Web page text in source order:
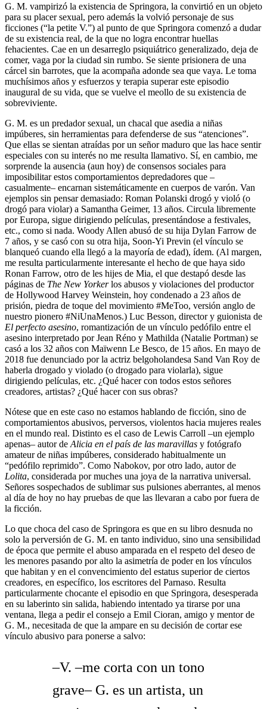
G. M. vampirizó la existencia de Springora, la convirtió en un objeto
para su placer sexual, pero además la volvió personaje de sus
ficciones (“la petite V.”) al punto de que Springora comenzó a dudar
de su existencia real, de la que no logra encontrar huellas
fehacientes. Cae en un desarreglo psiquiátrico generalizado, deja de
comer, vaga por la ciudad sin rumbo. Se siente prisionera de una
cárcel sin barrotes, que la acompaña adonde sea que vaya. Le toma
muchísimos años y esfuerzos y terapia superar este episodio
inaugural de su vida, que se vuelve el meollo de su existencia de
sobreviviente.
G. M. es un predador sexual, un chacal que asedia a niñas
impúberes, sin herramientas para defenderse de sus “atenciones”.
Que ellas se sientan atraídas por un señor maduro que las hace sentir
especiales con su interés no me resulta llamativo. Sí, en cambio, me
sorprende la ausencia (aun hoy) de consensos sociales para
imposibilitar estos comportamientos depredadores que –
casualmente– encarnan sistemáticamente en cuerpos de varón. Van
ejemplos sin pensar demasiado: Roman Polanski drogó y violó (o
drogó para violar) a Samantha Geimer, 13 años. Circula libremente
por Europa, sigue dirigiendo películas, presentándose a festivales,
etc., como si nada. Woody Allen abusó de su hija Dylan Farrow de
7 años, y se casó con su otra hija, Soon-Yi Previn (el vínculo se
blanqueó cuando ella llegó a la mayoría de edad), ídem. (Al margen,
me resulta particularmente interesante el hecho de que haya sido
Ronan Farrow, otro de les hijes de Mia, el que destapó desde las
páginas de The New Yorkerlos abusos y violaciones del productor
de Hollywood Harvey Weinstein, hoy condenado a 23 años de
prisión, piedra de toque del movimiento #MeToo, versión anglo de
nuestro pionero #NiUnaMenos.) Luc Besson, director y guionista de
El perfecto asesino, romantización de un vínculo pedófilo entre el
asesino interpretado por Jean Réno y Mathilda (Natalie Portman) se
casó a los 32 años con Maïwenn Le Besco, de 15 años. En mayo de
2018 fue denunciado por la actriz belgoholandesa Sand Van Roy de
haberla drogado y violado (o drogado para violarla), sigue
dirigiendo películas, etc. ¿Qué hacer con todos estos señores
creadores, artistas? ¿Qué hacer con sus obras?
Nótese que en este caso no estamos hablando de ficción, sino de
comportamientos abusivos, perversos, violentos hacia mujeres reales
en el mundo real. Distinto es el caso de Lewis Carroll –un ejemplo
apenas– autor de Alicia en el país de las maravillas y fotógrafo
amateur de niñas impúberes, considerado habitualmente un
“pedófilo reprimido”. Como Nabokov, por otro lado, autor de
Lolita, considerada por muches una joya de la narrativa universal.
Señores sospechados de sublimar sus pulsiones aberrantes, al menos
al día de hoy no hay pruebas de que las llevaran a cabo por fuera de
la ficción.
Lo que choca del caso de Springora es que en su libro desnuda no
solo la perversión de G. M. en tanto individuo, sino una sensibilidad
de época que permite el abuso amparada en el respeto del deseo de
les menores pasando por alto la asimetría de poder en los vínculos
que habitan y en el convencimiento del estatus superior de ciertos
creadores, en específico, los escritores del Parnaso. Resulta
particularmente chocante el episodio en que Springora, desesperada
en su laberinto sin salida, habiendo intentado ya tirarse por una
ventana, llega a pedir el consejo a Emil Cioran, amigo y mentor de
G. M., necesitada de que la ampare en su decisión de cortar ese
vínculo abusivo para ponerse a salvo:
–V. –me corta con un tono
grave– G. es un artista, un